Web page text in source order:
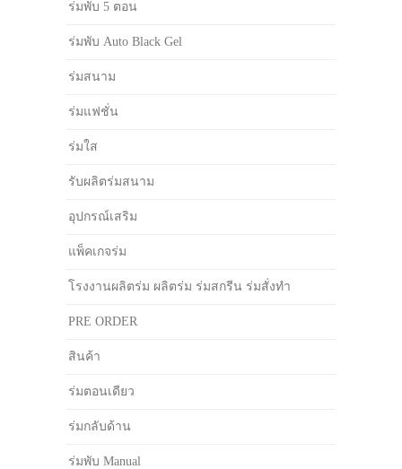
ร่มพับ 5 ตอน
ร่มพับ Auto Black Gel
ร่มสนาม
ร่มแฟชั่น
ร่มใส
รับผลิตร่มสนาม
อุปกรณ์เสริม
แพ็คเกจร่ม
โรงงานผลิตร่ม ผลิตร่ม ร่มสกรีน ร่มสั่งทำ
PRE ORDER
สินค้า
ร่มตอนเดียว
ร่มกลับด้าน
ร่มพับ Manual